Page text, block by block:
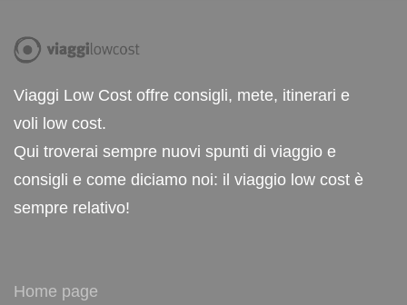
Viaggi Low Cost offre consigli, mete, itinerari e
voli low cost.
Qui troverai sempre nuovi spunti di viaggio e
consigli e come diciamo noi: il viaggio low cost è
sempre relativo!
Home page